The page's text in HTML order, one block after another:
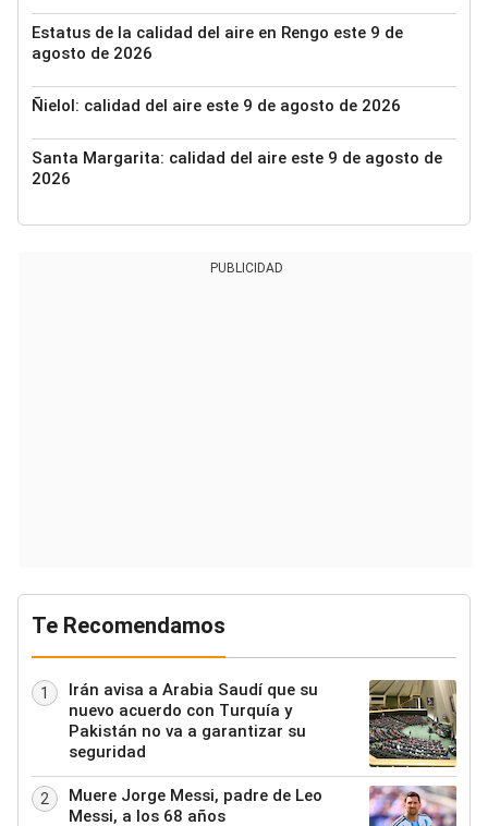
Estatus de la calidad del aire en Rengo este 9 de
agosto de 2026
Ñielol: calidad del aire este 9 de agosto de 2026
Santa Margarita: calidad del aire este 9 de agosto de
2026
PUBLICIDAD
Te Recomendamos
1
Irán avisa a Arabia Saudí que su
nuevo acuerdo con Turquía y
Pakistán no va a garantizar su
seguridad
2
Muere Jorge Messi, padre de Leo
Messi, a los 68 años